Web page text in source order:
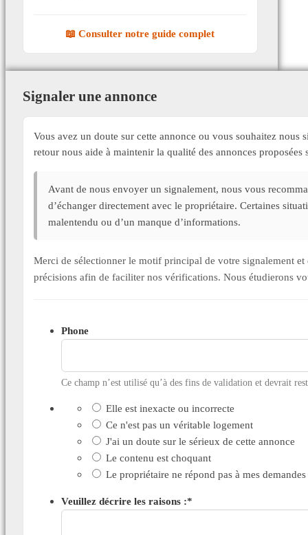
📖 Consulter notre guide complet
Signaler une annonce
Vous avez un doute sur cette annonce ou vous souhaitez
retour nous aide à maintenir la qualité des annonces proposées
Avant de nous envoyer un signalement, nous vous
d’échanger directement avec le propriétaire. Certaines
malentendu ou d’un manque d’informations.
Merci de sélectionner le motif principal de votre signalement
précisions afin de faciliter nos vérifications. Nous étudierons
Phone
Ce champ n’est utilisé qu’à des fins de validation et devrait
Elle est inexacte ou incorrecte
Ce n'est pas un véritable logement
J'ai un doute sur le sérieux de cette annonce
Le contenu est choquant
Le propriétaire ne répond pas à mes demandes
Veuillez décrire les raisons :*